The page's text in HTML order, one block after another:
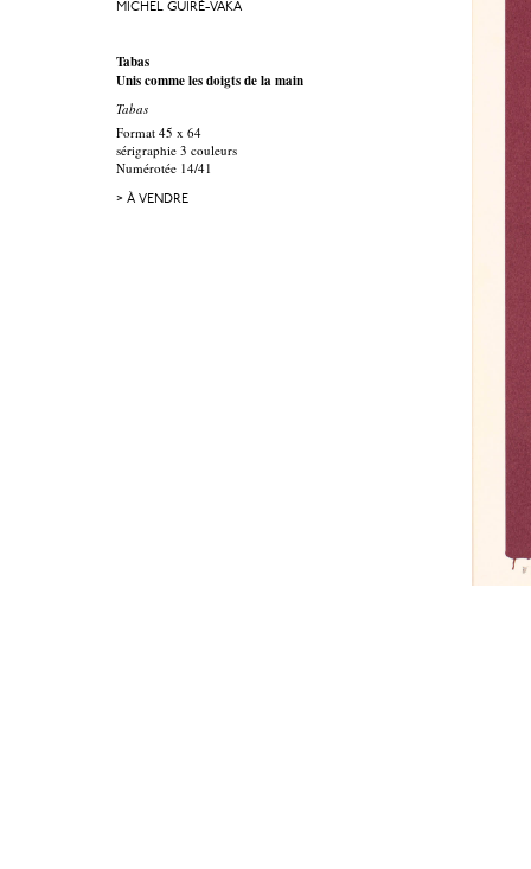
MICHEL GUIRÉ-VAKA
Tabas
Unis comme les doigts de la main
Tabas
Format 45 x 64
sérigraphie 3 couleurs
Numérotée 14/41
> À VENDRE